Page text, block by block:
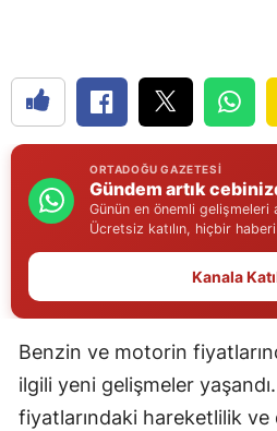
Hatay
ORTADOĞU GAZETESI
Gündem artık
Günün en önemli gelişmeleri
Ücretsiz katılın, hiçbir haberi
Kanala
Benzin ve motorin
ilgili yeni gelişmeler
fiyatlarındaki hareketlilik